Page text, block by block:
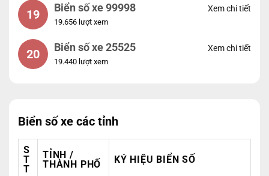
19 Biển số xe 99998
19.656 lượt xem
Xem chi tiết
20 Biển số xe 25525
19.440 lượt xem
Xem chi tiết
Biển số xe các tỉnh
S
T
T
TỈNH /
THÀNH PHỐ
KÝ HIỆU BIỂN SỐ